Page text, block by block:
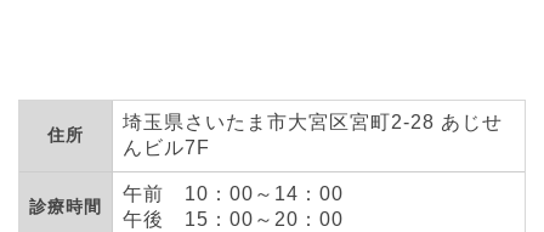
住所
埼玉県さいたま市大宮区宮町2-28 あじせ
んビル7F
診療時間
午前 10：00～14：00
午後 15：00～20：00